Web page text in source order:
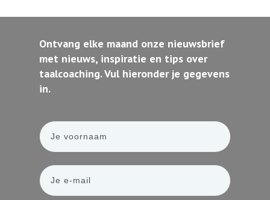
Ontvang elke maand onze nieuwsbrief
met nieuws, inspiratie en tips over
taalcoaching. Vul hieronder je gegevens
in.